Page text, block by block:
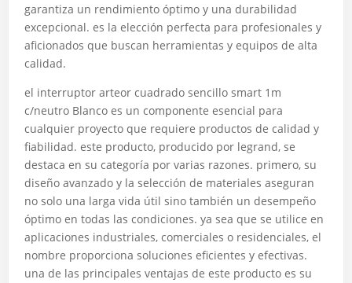
garantiza un rendimiento óptimo y una durabilidad
excepcional. es la elección perfecta para profesionales y
aficionados que buscan herramientas y equipos de alta
calidad.
el interruptor arteor cuadrado sencillo smart 1m
c/neutro Blanco es un componente esencial para
cualquier proyecto que requiere productos de calidad y
fiabilidad. este producto, producido por legrand, se
destaca en su categoría por varias razones. primero, su
diseño avanzado y la selección de materiales aseguran
no solo una larga vida útil sino también un desempeño
óptimo en todas las condiciones. ya sea que se utilice en
aplicaciones industriales, comerciales o residenciales, el
nombre proporciona soluciones eficientes y efectivas.
una de las principales ventajas de este producto es su